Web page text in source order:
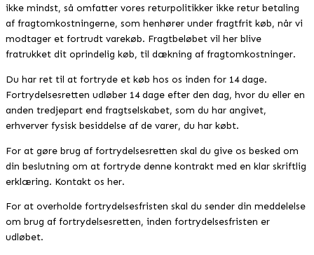
ikke mindst, så omfatter vores returpolitikker ikke retur betaling
af fragtomkostningerne, som henhører under fragtfrit køb, når vi
modtager et fortrudt varekøb. Fragtbeløbet vil her blive
fratrukket dit oprindelig køb, til dækning af fragtomkostninger.
Du har ret til at fortryde et køb hos os inden for 14 dage.
Fortrydelsesretten udløber 14 dage efter den dag, hvor du eller en
anden tredjepart end fragtselskabet, som du har angivet,
erhverver fysisk besiddelse af de varer, du har købt.
For at gøre brug af fortrydelsesretten skal du give os besked om
din beslutning om at fortryde denne kontrakt med en klar skriftlig
erklæring. Kontakt os her.
For at overholde fortrydelsesfristen skal du sender din meddelelse
om brug af fortrydelsesretten, inden fortrydelsesfristen er
udløbet.